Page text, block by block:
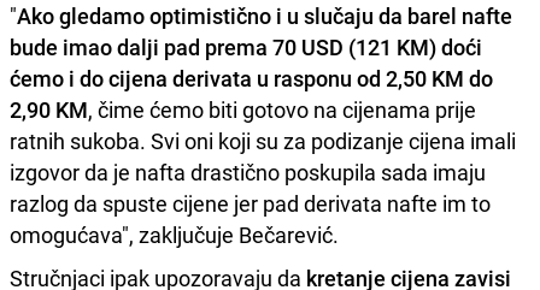
"Ako gledamo optimistično i u slučaju da barel nafte
bude imao dalji pad prema 70 USD (121 KM) doći
ćemo i do cijena derivata u rasponu od 2,50 KM do
2,90 KM, čime ćemo biti gotovo na cijenama prije
ratnih sukoba. Svi oni koji su za podizanje cijena imali
izgovor da je nafta drastično poskupila sada imaju
razlog da spuste cijene jer pad derivata nafte im to
omogućava", zaključuje Bečarević.
Stručnjaci ipak upozoravaju da kretanje cijena zavisi